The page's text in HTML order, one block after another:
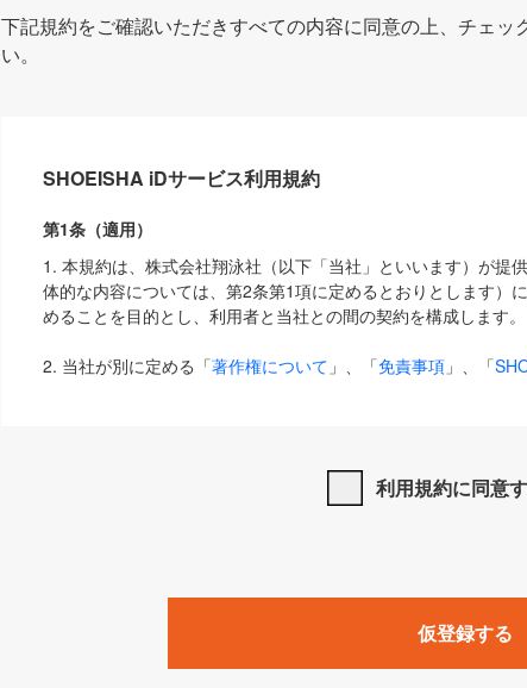
下記規約をご確認いただきすべての内容に同意の上、チェッ
い。
SHOEISHA iDサービス利用規約
第1条（適用）
1. 本規約は、株式会社翔泳社（以下「当社」といいます）が提
体的な内容については、第2条第1項に定めるとおりとします）
めることを目的とし、利用者と当社との間の契約を構成します。
2. 当社が別に定める「著作権について 」、「免責事項 」、「
は、本規約の規定が優先して適用されるものとします。
1. 「本サービス」とは、当社が提供する以下のサービス（名称
みます）及びこれらサービスに関連して当社が実施するイベン
「SEBook」「SEShop」「CodeZine」「MarkeZine」「
利用規約に同意
仮登録する